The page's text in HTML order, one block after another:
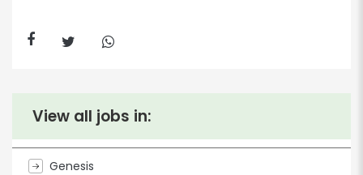
View all jobs in:
Genesis